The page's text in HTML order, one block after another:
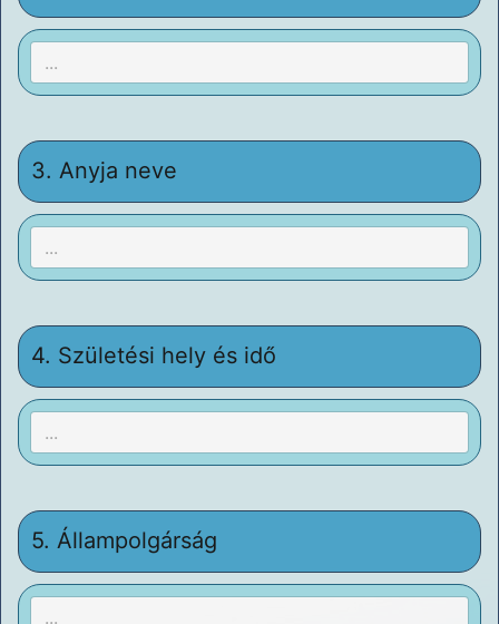
3. Anyja neve
4. Születési hely és idő
5. Állampolgárság